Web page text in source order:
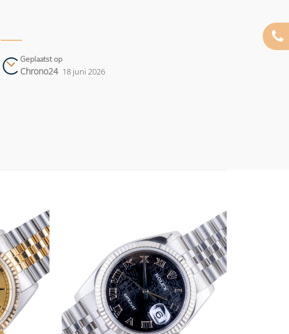
Geplaatst op
Chrono24 18 juni 2026
Add to
wishlist
Add to
wishlist